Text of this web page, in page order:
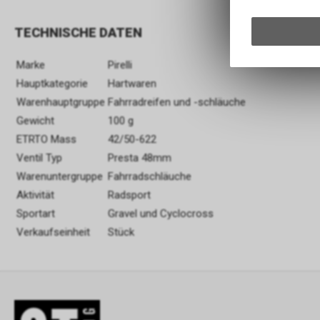
TECHNISCHE DATEN
Marke
Pirelli
Hauptkategorie
Hartwaren
Warenhauptgruppe Fahrradreifen und -schläuche
Gewicht
100 g
ETRTO Mass
42/50-622
Ventil Typ
Presta 48mm
Warenuntergruppe Fahrradschläuche
Aktivität
Radsport
Sportart
Gravel und Cyclocross
Verkaufseinheit
Stück